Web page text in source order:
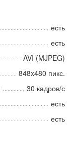
есть
есть
AVI (MJPEG)
848x480 пикс.
30 кадров/с
есть
есть